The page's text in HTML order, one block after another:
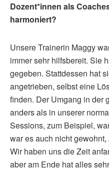
Dozent*innen als
harmoniert?
Unsere Trainerin Maggy
immer sehr hilfsbereit. Sie
gegeben. Stattdessen hat
angetrieben, selbst eine
finden. Der Umgang in der
anders als in unserer
Sessions, zum Beispiel,
war es auch nicht
Wir haben uns die Zeit
aber am Ende hat alles